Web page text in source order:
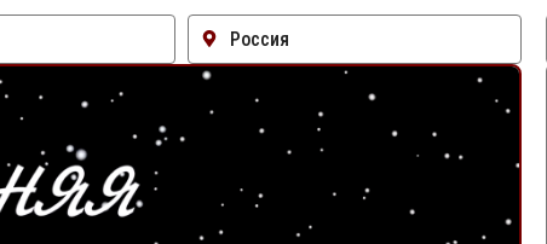
Россия